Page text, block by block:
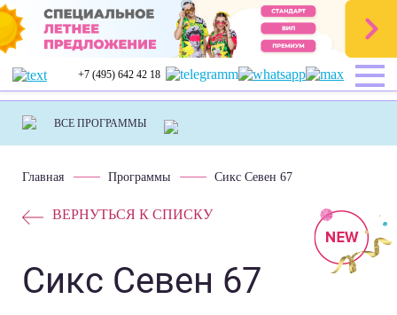
+7 (495) 642 42 18
Главная Программы Сикс Севен 67
ВЕРНУТЬСЯ К СПИСКУ
Сикс Севен 67